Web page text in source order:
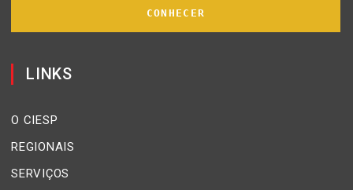
CONHECER
LINKS
O CIESP
REGIONAIS
SERVIÇOS